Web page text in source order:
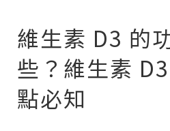
維生素 D3 的
些？維生素
點必知